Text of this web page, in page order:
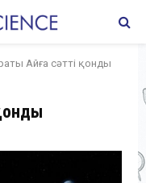
Айға сәтті қонды